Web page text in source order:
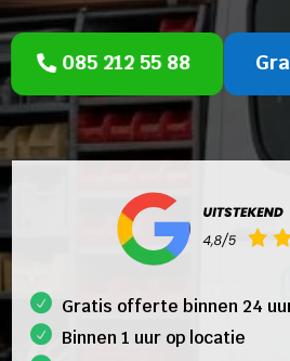
085 212 55 88
Gratis offerte binnen 24
Binnen 1 uur op locatie